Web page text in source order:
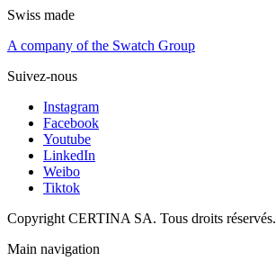
Swiss made
A company of the Swatch Group
Suivez-nous
Instagram
Facebook
Youtube
LinkedIn
Weibo
Tiktok
Copyright CERTINA SA. Tous droits réservés.
Main navigation